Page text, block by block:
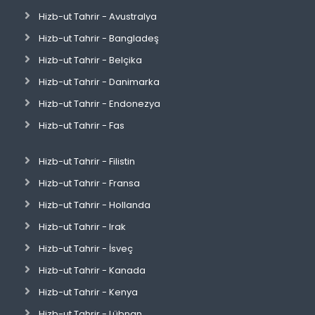
Hizb-ut Tahrir - Avustralya
Hizb-ut Tahrir - Bangladeş
Hizb-ut Tahrir - Belçika
Hizb-ut Tahrir - Danimarka
Hizb-ut Tahrir - Endonezya
Hizb-ut Tahrir - Fas
Hizb-ut Tahrir - Filistin
Hizb-ut Tahrir - Fransa
Hizb-ut Tahrir - Hollanda
Hizb-ut Tahrir - Irak
Hizb-ut Tahrir - İsveç
Hizb-ut Tahrir - Kanada
Hizb-ut Tahrir - Kenya